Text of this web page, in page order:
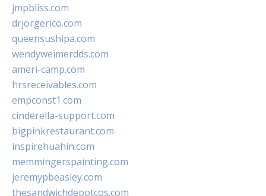
jmpbliss.com
drjorgerico.com
queensushipa.com
wendyweimerdds.com
ameri-camp.com
hrsreceivables.com
empconst1.com
cinderella-support.com
bigpinkrestaurant.com
inspirehuahin.com
memmingerspainting.com
jeremypbeasley.com
thesandwichdepotcos.com